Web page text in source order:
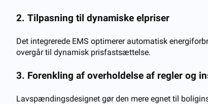
2. Tilpasning til dynamiske elpriser
Det integrerede EMS optimerer automatisk
overgår til dynamisk prisfastsættelse.
3. Forenkling af overholdelse af regler og
Lavspændingsdesignet gør den mere egnet til